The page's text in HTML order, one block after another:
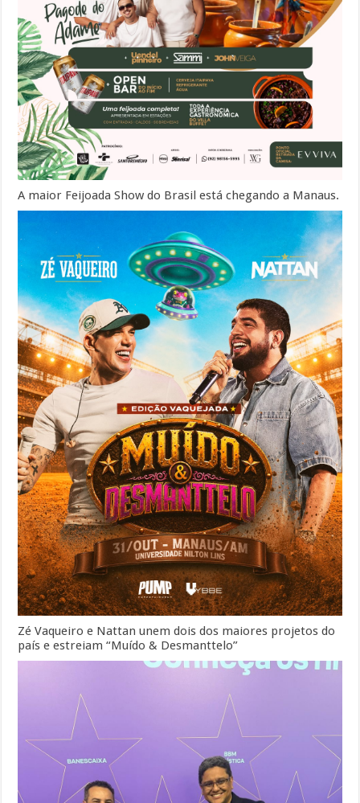
A maior Feijoada Show do Brasil está chegando a Manaus.
Zé Vaqueiro e Nattan unem dois dos maiores projetos do
país e estreiam “Muído & Desmanttelo”